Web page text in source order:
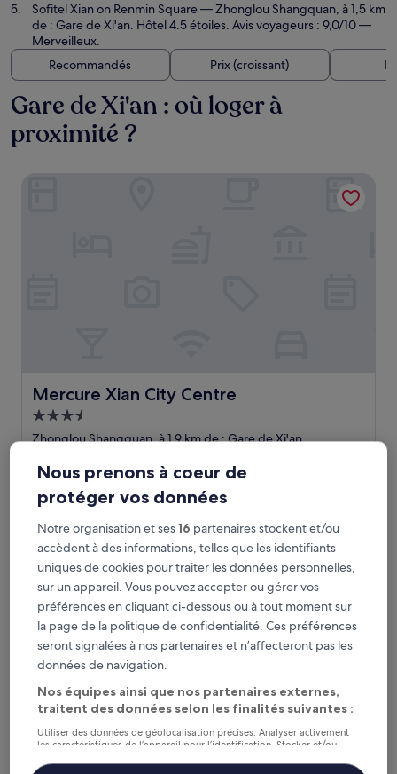
Sofitel Xian on Renmin Square— Zhonglou Shangquan, à 1,5 km
de : Gare de Xi'an. Hôtel 4.5 étoiles. Avis voyageurs : 9,0/10 —
Merveilleux.
Recommandés
Prix (croissant)
Gare de Xi'an : où loger à
proximité ?
Mercure Xian City Centre
Mercure Xian City Centre
Hébergement
3.5 étoiles
Zhonglou Shangquan, à 1,9 km de : Gare de Xi'an
sur
Exceptionnel,
(7 avis)
est
de
55 €
Grand Mercure Xian Renmin Square
Grand Mercure Xian Renmin Square
Grand Mercure Xian Renmin Square
Nous prenons à coeur de
protéger vos données
Notre organisation et ses16 partenaires stockent et/ou
accèdent à des informations, telles que les identifiants
uniques de cookies pour traiter les données personnelles,
sur un appareil. Vous pouvez accepter ou gérer vos
préférences en cliquant ci-dessous ou à tout moment sur
la page de la politique de confidentialité. Ces préférences
seront signalées à nos partenaires et n’affecteront pas les
données de navigation.
Nos équipes ainsi que nos partenaires externes,
traitent des données selon les finalités suivantes :
Utiliser des données de géolocalisation précises. Analyser activement
les caractéristiques de l’appareil pour l’identification. Stocker et/ou
personnalisés, mesure de performance des publicités et du contenu,